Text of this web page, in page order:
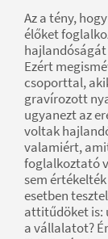
Az a tény,
élőket
Ezért
csoporttal,
gravírozott
ugyanezt az
voltak
valamiért,
foglalkoztató
sem
esetben
attitűdöket is:
a vállalatot?